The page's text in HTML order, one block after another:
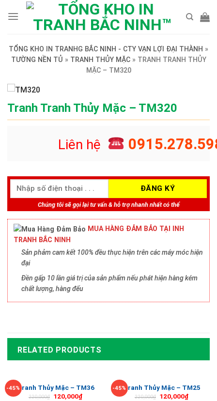
TỔNG KHO IN TRANHG BẮC NINH - CTY VẠN LỢI ĐẠI THÀNH »
TƯỜNG NỀN TỦ » TRANH THỦY MẶC» TRANH TRANH THỦY
MẶC – TM320
Tranh Tranh Thủy Mặc – TM320
Liên hệ
Chúng tôi sẽ gọi lại tư vấn & hỗ trợ nhanh nhất có thể
MUA HÀNG ĐẢM BẢO TẠI INH
TRANH BẮC NINH
Sản phảm cam kết 100% đều thực hiện trên các máy móc hiện
đại
Đền gấp 10 lần giá trị của sản phẩm nếu phát hiện hàng kém
chất lượng, hàng đểu
RELATED PRODUCTS
-45%Tranh Thủy Mặc – TM36
220,000₫ 120,000₫
-45%Tranh Thủy Mặc – TM25
220,000₫ 120,000₫